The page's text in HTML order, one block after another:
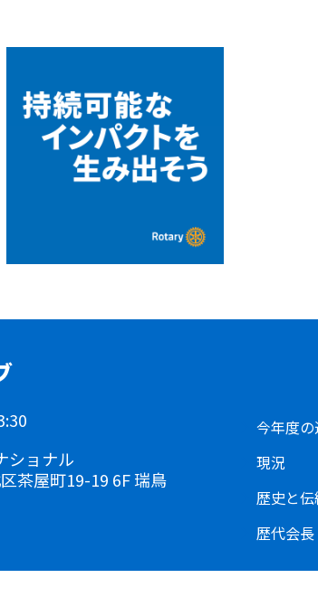
ショナル
茶屋町19-19 6F 瑞鳥
今年度
現況
歴史と
歴代会長